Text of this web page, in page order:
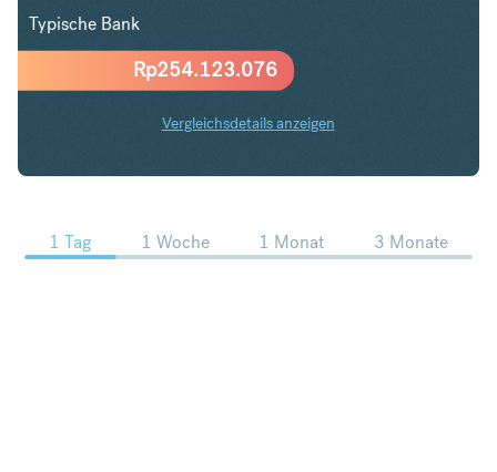
Rp254.123.076
Typische Bank
Vergleichsdetails anzeigen
SEK in IDR Trends
1 Tag 1 Woche 1 Monat 3 Monate